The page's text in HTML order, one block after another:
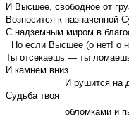
И Высшее, свободное от
Возносится к назначенной
С надземным миром в
Но если Высшее (о нет! о
Ты отсекаешь — ты
И камнем вниз...
И рушится на
Судьба твоя
обломками и